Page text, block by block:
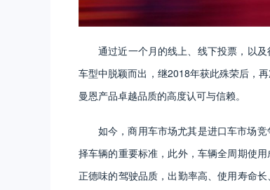
通过近一个月的线上、线下投票，以
车型中脱颖而出，继2018年获此殊荣后，
曼恩产品卓越品质的高度认可与信赖。
如今，商用车市场尤其是进口车市场
择车辆的重要标准，此外，车辆全周期使
正德味的驾驶品质，出勤率高、使用寿命